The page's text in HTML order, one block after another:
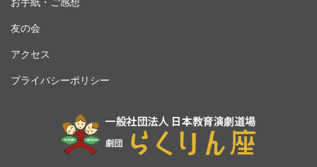
友の会
アクセス
プライバシーポリシー